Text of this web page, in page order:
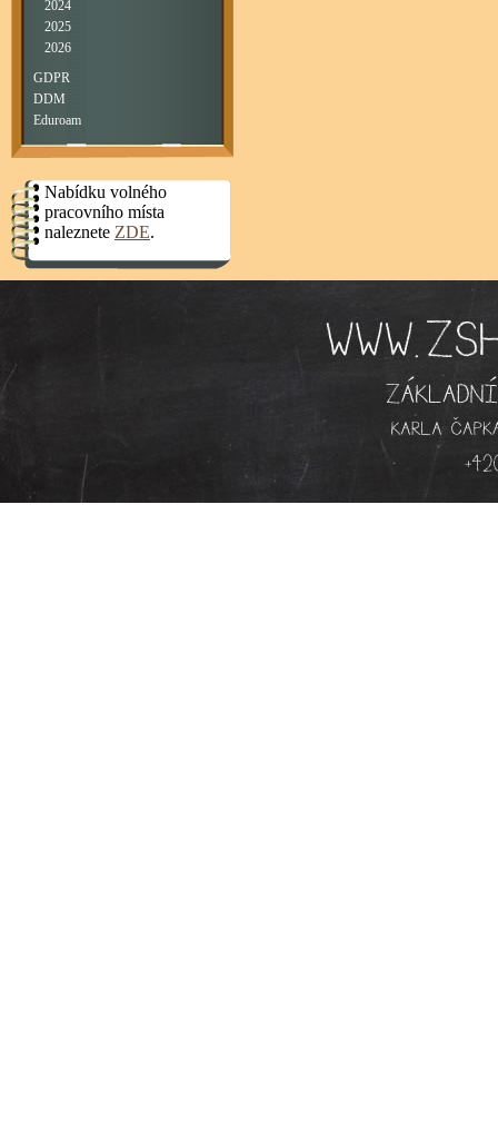
2024
2025
2026
GDPR
DDM
Eduroam
Nabídku volného
pracovního místa
naleznete ZDE.